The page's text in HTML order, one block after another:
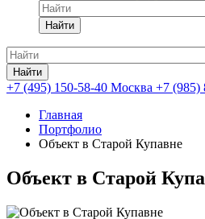
Найти
Найти
+7 (495) 150-58-40 Москва +7 (985)
Главная
Портфолио
Объект в Старой Купавне
Объект в Старой